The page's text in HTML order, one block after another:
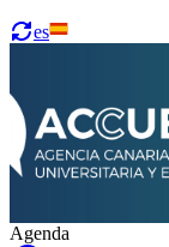
es
Agenda